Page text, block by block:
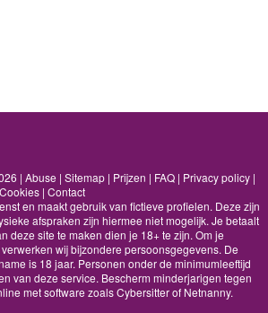
| Abuse | Sitemap| Prijzen | FAQ| Privacy policy|
Cookies| Contact
en maakt gebruik van fictieve profielen. Deze zijn
afspraken zijn hiermee niet mogelijk. Je betaalt
deze site te maken dien je 18+ te zijn. Om je
wij bijzondere persoonsgegevens. De
is 18 jaar. Personen onder de minimumleeftijd
van deze service. Bescherm minderjarigen tegen
met software zoals Cybersitter of Netnanny.